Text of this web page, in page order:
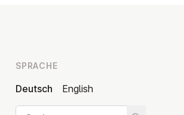
SPRACHE
Deutsch
English
Suche